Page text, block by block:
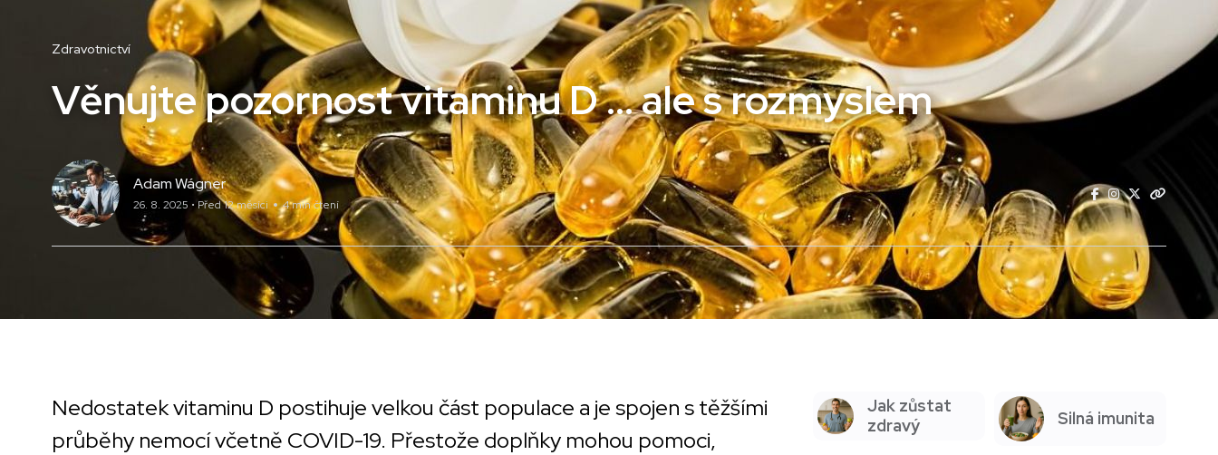
Zdravotnictví
Věnujte pozornost vitaminu D … ale s rozmyslem
Adam Wágner
26. 8. 2025 • Před 12 měsíci 4 min čtení
Nedostatek vitaminu D postihuje velkou část populace a je spojen s těžšími
průběhy nemocí včetně COVID-19. Přestože doplňky mohou pomoci,
Jak zůstat
zdravý
Silná imunita